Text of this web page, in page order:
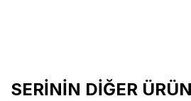
SERİNİN DİĞER